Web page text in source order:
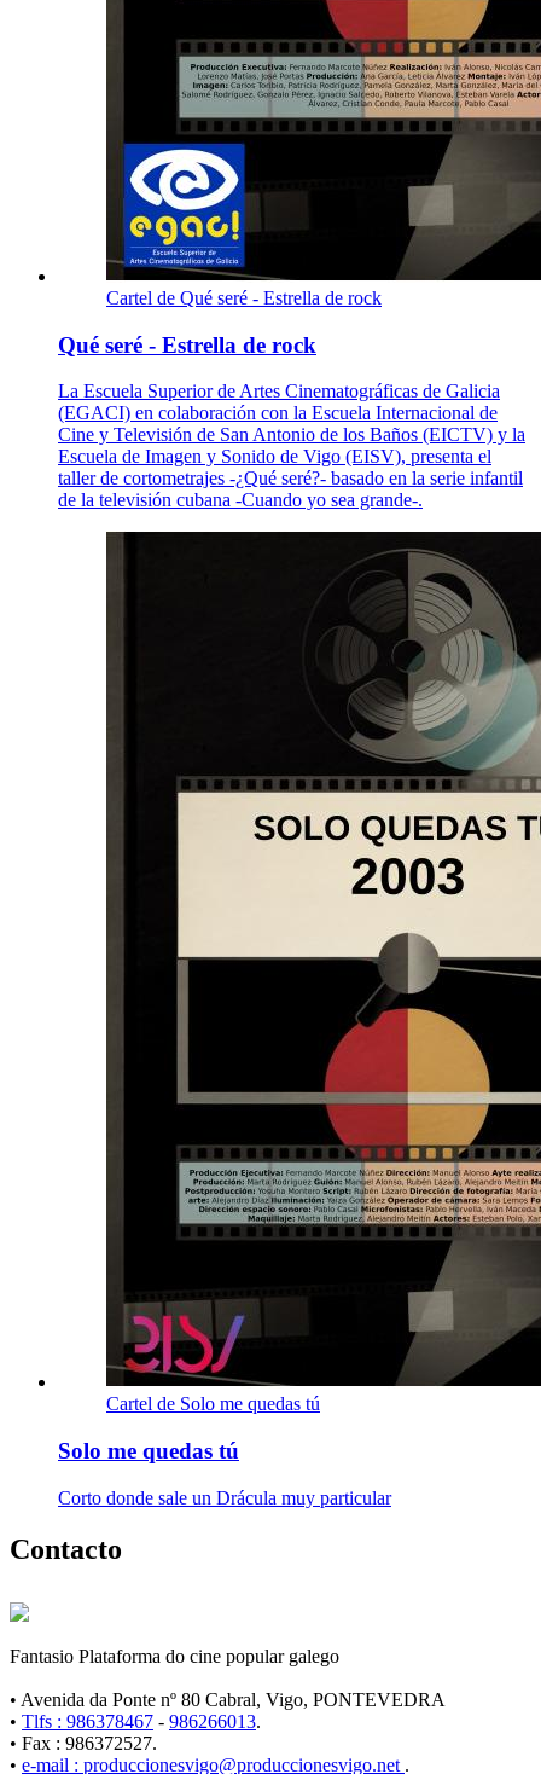
Cartel de Qué seré - Estrella de rock
Qué seré - Estrella de rock
La Escuela Superior de Artes Cinematográficas de Galicia
(EGACI) en colaboración con la Escuela Internacional de
Cine y Televisión de San Antonio de los Baños (EICTV) y la
Escuela de Imagen y Sonido de Vigo (EISV), presenta el
taller de cortometrajes -¿Qué seré?- basado en la serie infantil
de la televisión cubana -Cuando yo sea grande-.
Cartel de Solo me quedas tú
Solo me quedas tú
Corto donde sale un Drácula muy particular
Contacto
Fantasio Plataforma do cine popular galego
• Avenida da Ponte nº 80 Cabral, Vigo, PONTEVEDRA
• Tlfs : 986378467 - 986266013.
• Fax : 986372527.
• e-mail : produccionesvigo@produccionesvigo.net .